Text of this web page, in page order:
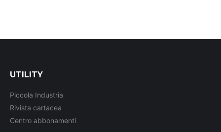
UTILITY
Piccola Industria
Rivista cartacea
Centro abbonamenti